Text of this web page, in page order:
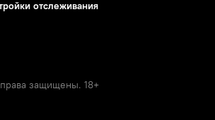
отслеживания
защищены. 18+